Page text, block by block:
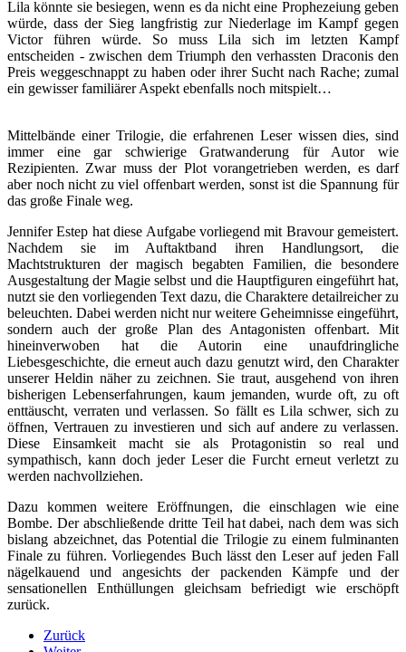
Lila könnte sie besiegen, wenn es da nicht eine Prophezeiung geben
würde, dass der Sieg langfristig zur Niederlage im Kampf gegen
Victor führen würde. So muss Lila sich im letzten Kampf
entscheiden - zwischen dem Triumph den verhassten Draconis den
Preis weggeschnappt zu haben oder ihrer Sucht nach Rache; zumal
ein gewisser familiärer Aspekt ebenfalls noch mitspielt…
Mittelbände einer Trilogie, die erfahrenen Leser wissen dies, sind
immer eine gar schwierige Gratwanderung für Autor wie
Rezipienten. Zwar muss der Plot vorangetrieben werden, es darf
aber noch nicht zu viel offenbart werden, sonst ist die Spannung für
das große Finale weg.
Jennifer Estep hat diese Aufgabe vorliegend mit Bravour gemeistert.
Nachdem sie im Auftaktband ihren Handlungsort, die
Machtstrukturen der magisch begabten Familien, die besondere
Ausgestaltung der Magie selbst und die Hauptfiguren eingeführt hat,
nutzt sie den vorliegenden Text dazu, die Charaktere detailreicher zu
beleuchten. Dabei werden nicht nur weitere Geheimnisse eingeführt,
sondern auch der große Plan des Antagonisten offenbart. Mit
hineinverwoben hat die Autorin eine unaufdringliche
Liebesgeschichte, die erneut auch dazu genutzt wird, den Charakter
unserer Heldin näher zu zeichnen. Sie traut, ausgehend von ihren
bisherigen Lebenserfahrungen, kaum jemanden, wurde oft, zu oft
enttäuscht, verraten und verlassen. So fällt es Lila schwer, sich zu
öffnen, Vertrauen zu investieren und sich auf andere zu verlassen.
Diese Einsamkeit macht sie als Protagonistin so real und
sympathisch, kann doch jeder Leser die Furcht erneut verletzt zu
werden nachvollziehen.
Dazu kommen weitere Eröffnungen, die einschlagen wie eine
Bombe. Der abschließende dritte Teil hat dabei, nach dem was sich
bislang abzeichnet, das Potential die Trilogie zu einem fulminanten
Finale zu führen. Vorliegendes Buch lässt den Leser auf jeden Fall
nägelkauend und angesichts der packenden Kämpfe und der
sensationellen Enthüllungen gleichsam befriedigt wie erschöpft
zurück.
Zurück